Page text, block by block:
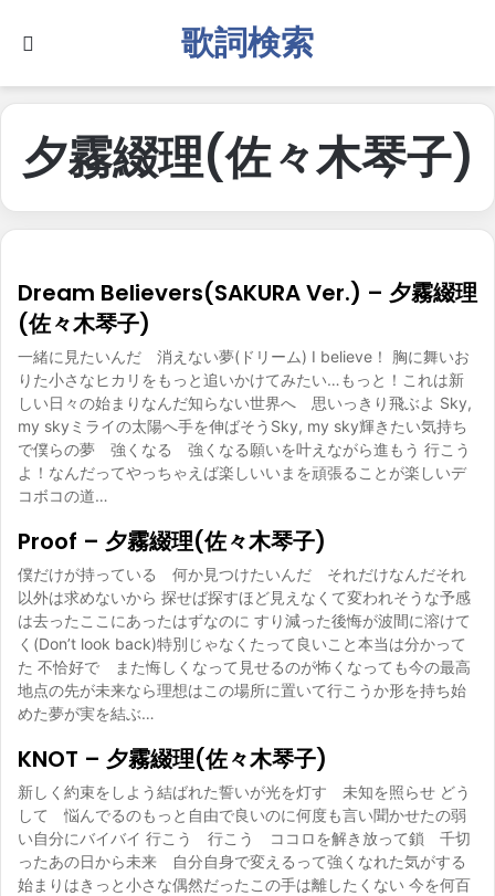
歌詞検索
夕霧綴理(佐々木琴子)
Dream Believers(SAKURA Ver.) – 夕霧綴理
(佐々木琴子)
一緒に見たいんだ 消えない夢(ドリーム) I believe！ 胸に舞いお
りた小さなヒカリをもっと追いかけてみたい…もっと！これは新
しい日々の始まりなんだ知らない世界へ 思いっきり飛ぶよ Sky,
my skyミライの太陽へ手を伸ばそうSky, my sky輝きたい気持ち
で僕らの夢 強くなる 強くなる願いを叶えながら進もう 行こう
よ！なんだってやっちゃえば楽しいいまを頑張ることが楽しいデ
コボコの道…
Proof – 夕霧綴理(佐々木琴子)
僕だけが持っている 何か見つけたいんだ それだけなんだそれ
以外は求めないから 探せば探すほど見えなくて変われそうな予感
は去ったここにあったはずなのに すり減った後悔が波間に溶けて
く(Don’t look back)特別じゃなくたって良いこと本当は分かって
た 不恰好で また悔しくなって見せるのが怖くなっても今の最高
地点の先が未来なら理想はこの場所に置いて行こうか形を持ち始
めた夢が実を結ぶ…
KNOT – 夕霧綴理(佐々木琴子)
新しく約束をしよう結ばれた誓いが光を灯す 未知を照らせ どう
して 悩んでるのもっと自由で良いのに何度も言い聞かせたの弱
い自分にバイバイ 行こう 行こう ココロを解き放って鎖 千切
ったあの日から未来 自分自身で変えるって強くなれた気がする
始まりはきっと小さな偶然だったこの手は離したくない 今を何百